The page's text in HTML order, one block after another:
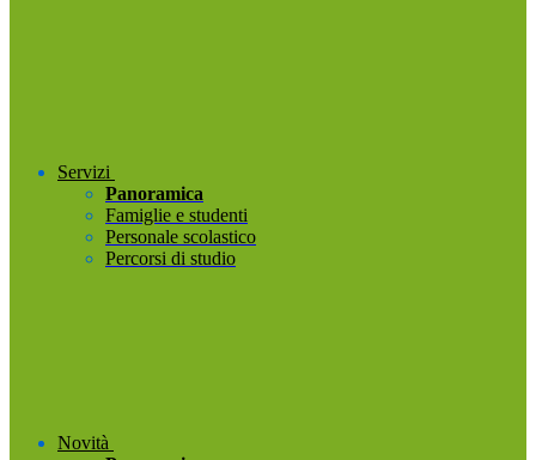
Servizi
Panoramica
Famiglie e studenti
Personale scolastico
Percorsi di studio
Novità